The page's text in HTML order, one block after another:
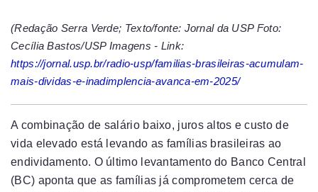
(Redação Serra Verde; Texto/fonte: Jornal da USP Foto:
Cecília Bastos/USP Imagens - Link:
https://jornal.usp.br/radio-usp/familias-brasileiras-acumulam-
mais-dividas-e-inadimplencia-avanca-em-2025/
A combinação de salário baixo, juros altos e custo de
vida elevado está levando as famílias brasileiras ao
endividamento. O último levantamento do Banco Central
(BC) aponta que as famílias já comprometem cerca de